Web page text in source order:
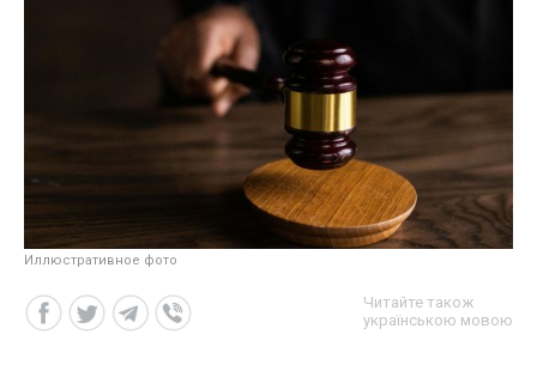
Иллюстративное фото
Читайте також
українською мовою